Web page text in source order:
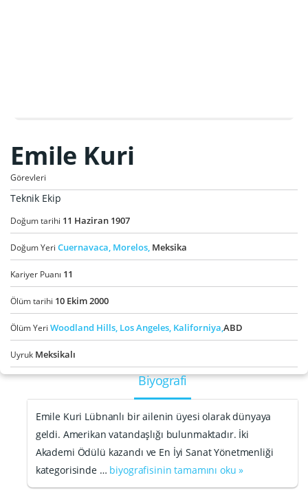
Emile Kuri
Görevleri
Teknik Ekip
Doğum tarihi 11 Haziran 1907
Doğum Yeri Cuernavaca, Morelos, Meksika
Kariyer Puanı 11
Ölüm tarihi 10 Ekim2000
Ölüm Yeri Woodland Hills, Los Angeles, Kaliforniya,ABD
Uyruk Meksikalı
Biyografi
Emile Kuri Lübnanlı bir ailenin üyesi olarak dünyaya
geldi. Amerikan vatandaşlığı bulunmaktadır. İki
Akademi Ödülü kazandı ve En İyi Sanat Yönetmenliği
kategorisinde … biyografisinin tamamını oku »